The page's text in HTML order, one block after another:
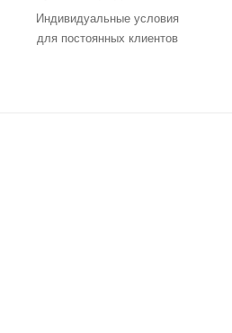
Индивидуальные условия
для постоянных клиентов